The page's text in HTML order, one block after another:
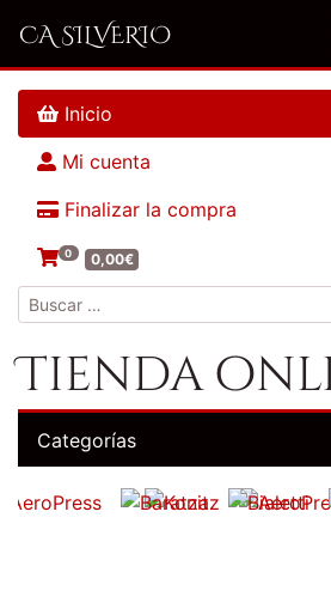
CA SILVERIO
Inicio
Mi cuenta
Finalizar la compra
0 0,00€
Buscar:
Tienda
Categorías